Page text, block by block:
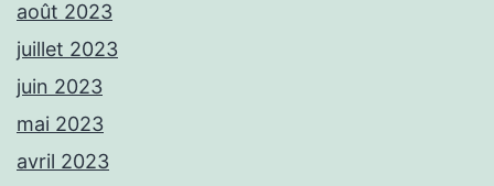
août 2023
juillet 2023
juin 2023
mai 2023
avril 2023